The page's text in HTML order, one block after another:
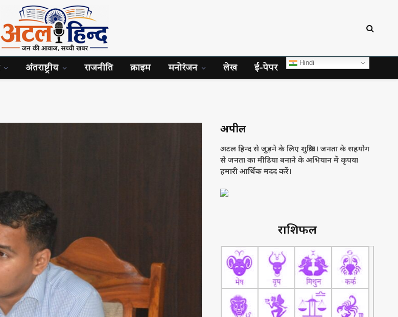
अंतराष्ट्रीय राजनीति क्राइम मनोरंजन लेख ई-पेपर
Hindi
अपील
अटल हिन्द से जुड़ने के लिए शुक्रिया। जनता के सहयोग
से जनता का मीडिया बनाने के अभियान में कृपया
हमारी आर्थिक मदद करें।
राशिफल